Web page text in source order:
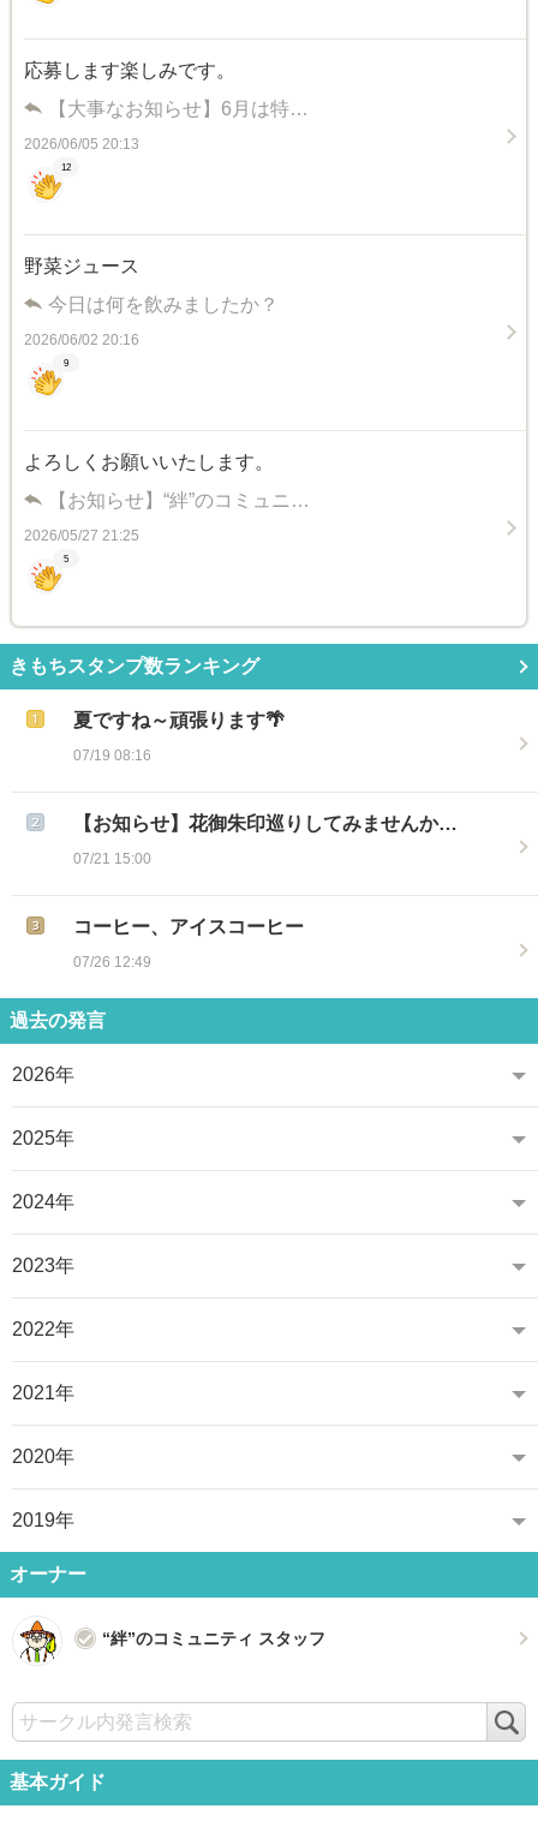
応募します楽しみです。
【大事なお知らせ】6月は特…
2026/06/05 20:13
12
野菜ジュース
今日は何を飲みましたか？
2026/06/02 20:16
9
よろしくお願いいたします。
【お知らせ】“絆”のコミュニ…
2026/05/27 21:25
5
きもちスタンプ数ランキング
夏ですね～頑張ります🌴
07/19 08:16
【お知らせ】花御朱印巡りしてみませんか…
07/21 15:00
コーヒー、アイスコーヒー
07/26 12:49
過去の発言
2026年
2025年
2024年
2023年
2022年
2021年
2020年
2019年
オーナー
“絆”のコミュニティ スタッフ
基本ガイド